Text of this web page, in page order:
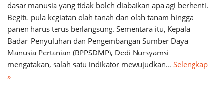
dasar manusia yang tidak boleh diabaikan apalagi berhenti.
Begitu pula kegiatan olah tanah dan olah tanam hingga
panen harus terus berlangsung. Sementara itu, Kepala
Badan Penyuluhan dan Pengembangan Sumber Daya
Manusia Pertanian (BPPSDMP), Dedi Nursyamsi
mengatakan, salah satu indikator mewujudkan… Selengkap
»